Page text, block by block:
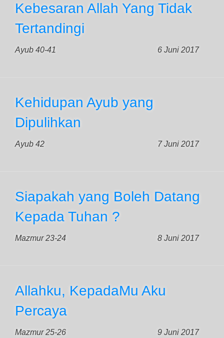
Kebesaran Allah Yang Tidak
Tertandingi
Ayub 40-41 6 Juni 2017
Kehidupan Ayub yang
Dipulihkan
Ayub 42 7 Juni 2017
Siapakah yang Boleh Datang
Kepada Tuhan ?
Mazmur 23-24 8 Juni 2017
Allahku, KepadaMu Aku
Percaya
Mazmur 25-26 9 Juni 2017